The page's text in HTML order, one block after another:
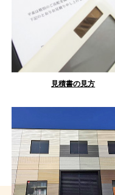
見積書の見方